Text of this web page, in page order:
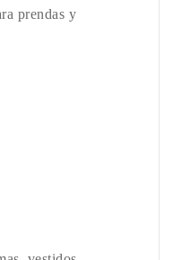
prendas y